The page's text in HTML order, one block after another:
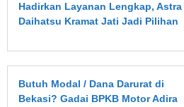
Hadirkan Layanan Lengkap, Astra
Daihatsu Kramat Jati Jadi Pilihan
Butuh Modal / Dana Darurat di
Bekasi? Gadai BPKB Motor Adira